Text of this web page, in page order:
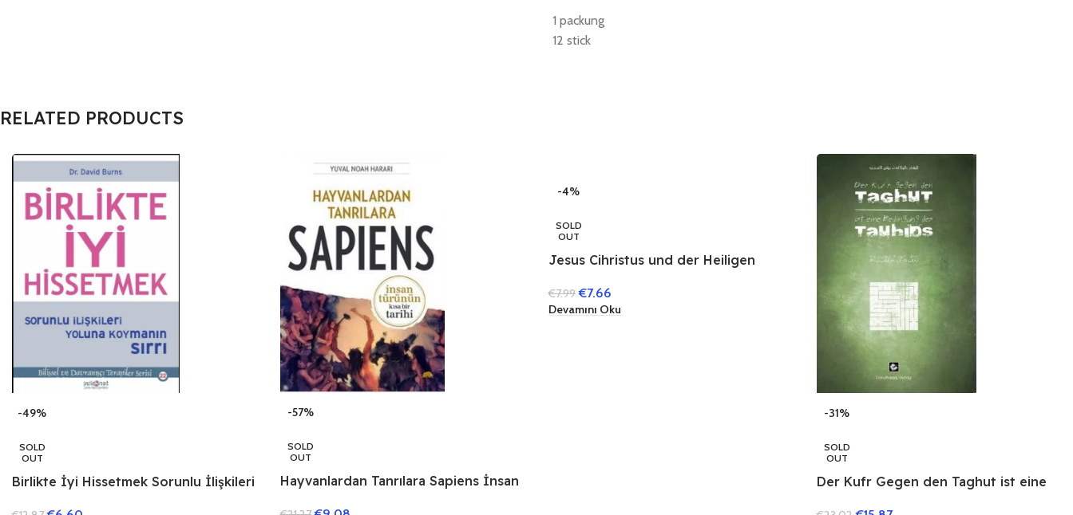
1 packung
12 stick
RELATED PRODUCTS
-49%
SOLD
OUT
Birlikte İyi Hissetmek Sorunlu İlişkileri
-57%
SOLD
OUT
Hayvanlardan Tanrılara Sapiens İnsan
-4%
SOLD
OUT
Jesus Cihristus und der Heiligen
(Almanca)
€7.99 €7.66
Devamını Oku
-31%
SOLD
OUT
Der Kufr Gegen den Taghut ist eine